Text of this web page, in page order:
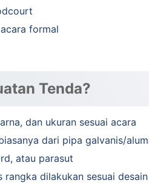
formal
Tenda?
dan ukuran sesuai acara
dari pipa galvanis/
atau parasut
dilakukan sesuai desain